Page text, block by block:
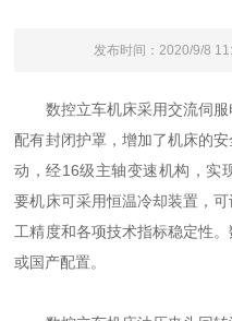
发布时间：2020/9/8
数控立车机床采用交流伺服
配有封闭护罩，增加了机床的
动，经16级主轴变速机构，实
要机床可采用恒温冷却装置，
工精度和各项技术指标稳定性
或国产配置。